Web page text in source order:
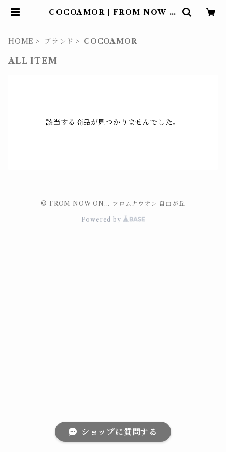
COCOAMOR | FROM NOW O
HOME ブランド COCOAMOR
ALL ITEM
該当する商品が見つかりませんでした。
© FROM NOW ON... フロムナウオン 自由が丘
Powered by
ショップに質問する